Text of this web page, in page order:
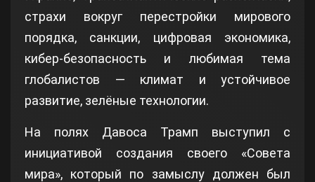
страхи вокруг перестройки мирового
порядка, санкции, цифровая экономика,
кибер‑безопасность и любимая тема
глобалистов — климат и устойчивое
развитие, зелёные технологии.
На полях Давоса Трамп выступил с
инициативой создания своего «Совета
мира», который по замыслу должен был